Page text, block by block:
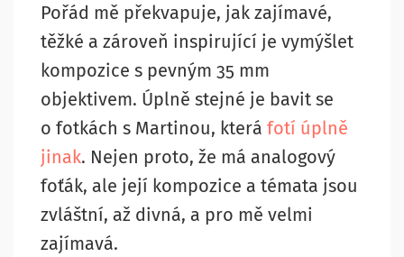
Pořád mě překvapuje, jak zajímavé,
těžké a zároveň inspirující je vymýšlet
kompozice s pevným 35 mm
objektivem. Úplně stejné je bavit se
o fotkách s Martinou, která fotí úplně
jinak. Nejen proto, že má analogový
foťák, ale její kompozice a témata jsou
zvláštní, až divná, a pro mě velmi
zajímavá.